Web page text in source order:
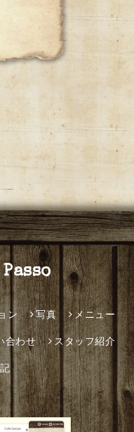
ン 写真 メニュー
合わせ スタッフ紹介